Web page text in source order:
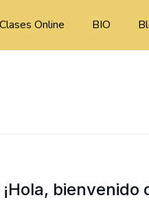
Clases Online BIO
¡Hola, bienvenido